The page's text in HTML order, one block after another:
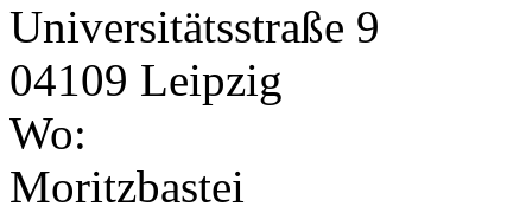
Universitätsstraße 9
04109 Leipzig
Wo:
Moritzbastei